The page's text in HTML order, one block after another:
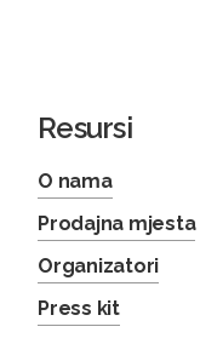
Resursi
O nama
Prodajna mjesta
Organizatori
Press kit